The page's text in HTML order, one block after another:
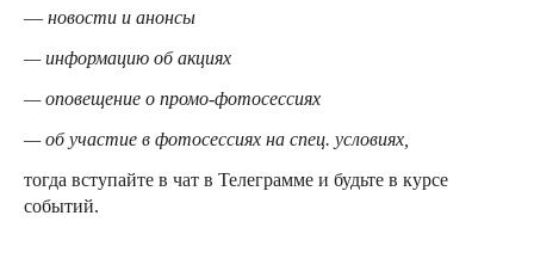
— новости и анонсы
— информацию об акциях
— оповещение о промо-фотосессиях
— об участие в фотосессиях на спец. условиях,
тогда вступайте в чат в Телеграмме и будьте в курсе
событий.